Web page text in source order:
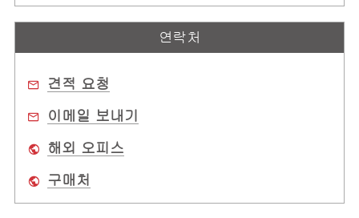
연락처
견적 요청
이메일 보내기
해외 오피스
구매처